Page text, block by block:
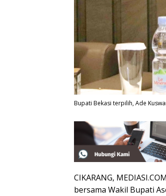
Bupati Bekasi terpilih, Ade
CIKARANG,
bersama Wakil Bupati